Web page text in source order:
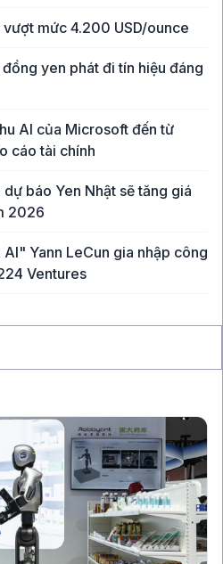
vượt mức 4.200 USD/ounce
yen phát đi tín hiệu đáng
AI của Microsoft đến từ
cáo tài chính
báo Yen Nhật sẽ tăng giá
2026
Yann LeCun gia nhập công
Ventures